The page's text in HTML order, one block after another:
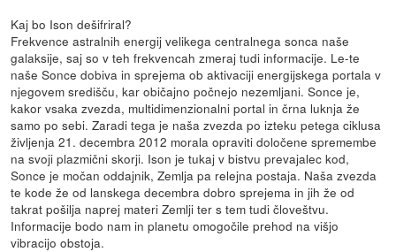
Kaj bo Ison dešifriral?
Frekvence astralnih energij velikega centralnega sonca naše
galaksije, saj so v teh frekvencah zmeraj tudi informacije. Le-te
naše Sonce dobiva in sprejema ob aktivaciji energijskega portala v
njegovem središču, kar običajno počnejo nezemljani. Sonce je,
kakor vsaka zvezda, multidimenzionalni portal in črna luknja že
samo po sebi. Zaradi tega je naša zvezda po izteku petega ciklusa
življenja 21. decembra 2012 morala opraviti določene spremembe
na svoji plazmični skorji. Ison je tukaj v bistvu prevajalec kod,
Sonce je močan oddajnik, Zemlja pa relejna postaja. Naša zvezda
te kode že od lanskega decembra dobro sprejema in jih že od
takrat pošilja naprej materi Zemlji ter s tem tudi človeštvu.
Informacije bodo nam in planetu omogočile prehod na višjo
vibracijo obstoja.